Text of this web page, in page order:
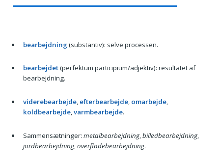
bearbejdning (substantiv): selve processen.
bearbejdet(perfektum participium/adjektiv): resultatet af
bearbejdning.
viderebearbejde, efterbearbejde, omarbejde,
koldbearbejde,varmbearbejde.
Sammensætninger: metalbearbejdning, billedbearbejdning,
jordbearbejdning, overfladebearbejdning.